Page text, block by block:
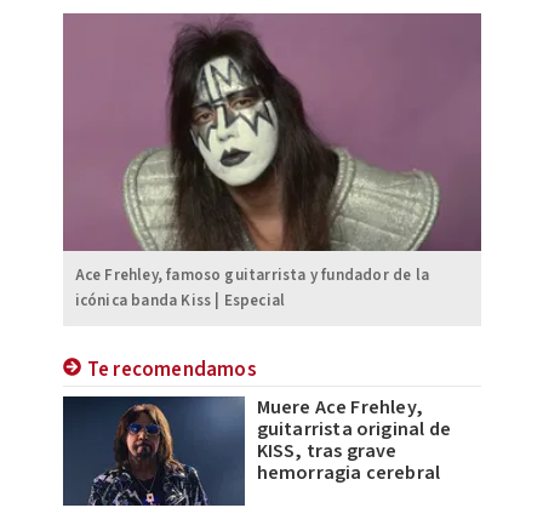
Ace Frehley, famoso guitarrista y fundador de la
icónica banda Kiss | Especial
Te recomendamos
Muere Ace Frehley,
guitarrista original de
KISS, tras grave
hemorragia cerebral